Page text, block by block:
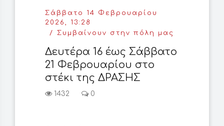
Σάββατο 14 Φεβρουαρίου
2026, 13:28
Συμβαίνουν στην πόλη μας
Δευτέρα 16 έως Σάββατο
21 Φεβρουαρίου στο
στέκι της ΔΡΑΣΗΣ
1432 0